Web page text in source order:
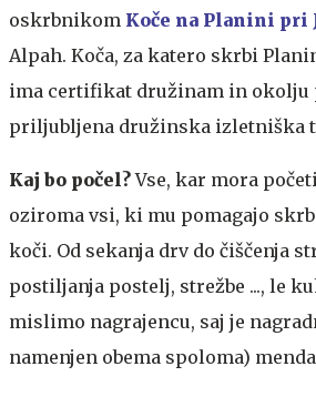
oskrbnikom Koče na Planini pri
Alpah. Koča, za katero skrbi
ima certifikat družinam in okolju
priljubljena družinska izletniška
Kaj bo počel?Vse, kar mora
oziroma vsi, ki mu pomagajo
koči. Od sekanja drv do čiščenja
postiljanja postelj, strežbe ..., le
mislimo nagrajencu, saj je
namenjen obema spoloma)